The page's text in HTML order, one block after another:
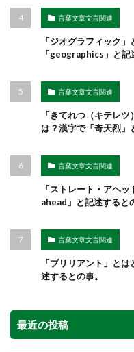
言葉文章文言関連
「ジオグラフィック
「geographics」と記
言葉文章文言関連
「きてれつ（キテレ
は？漢字で「奇天烈」
言葉文章文言関連
「ストレート・アヘ
ahead」と記述すると
言葉文章文言関連
「ブリリアント」と
述するとの事。
最近の投稿